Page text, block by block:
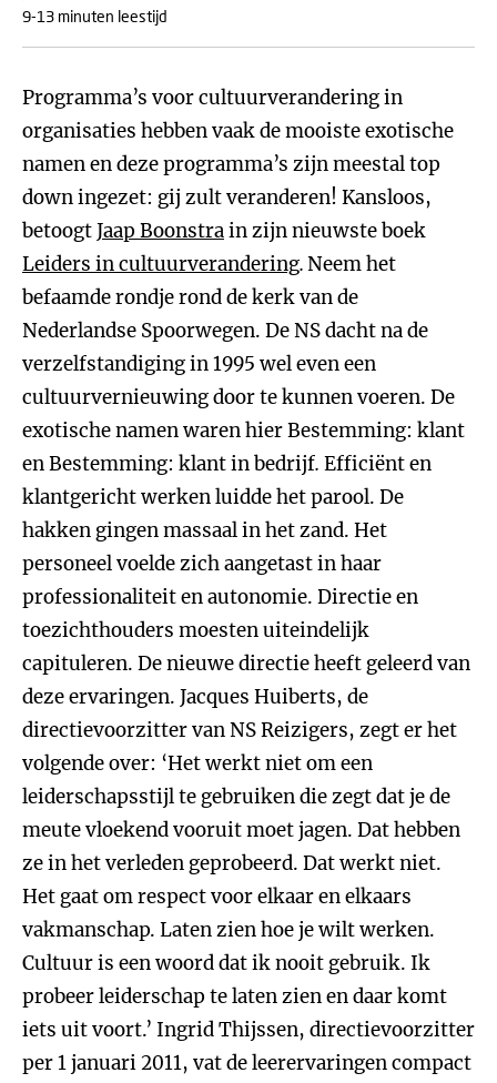
9-13 minuten leestijd
Programma’s voor cultuurverandering in
organisaties hebben vaak de mooiste exotische
namen en deze programma’s zijn meestal top
down ingezet: gij zult veranderen! Kansloos,
betoogtJaap Boonstrain zijn nieuwste boek
Leiders in cultuurverandering.Neem het
befaamde rondje rond de kerk van de
Nederlandse Spoorwegen. De NS dacht na de
verzelfstandiging in 1995 wel even een
cultuurvernieuwing door te kunnen voeren. De
exotische namen waren hier Bestemming: klant
en Bestemming: klant in bedrijf. Efficiënt en
klantgericht werken luidde het parool. De
hakken gingen massaal in het zand. Het
personeel voelde zich aangetast in haar
professionaliteit en autonomie. Directie en
toezichthouders moesten uiteindelijk
capituleren. De nieuwe directie heeft geleerd van
deze ervaringen. Jacques Huiberts, de
directievoorzitter van NS Reizigers, zegt er het
volgende over: ‘Het werkt niet om een
leiderschapsstijl te gebruiken die zegt dat je de
meute vloekend vooruit moet jagen. Dat hebben
ze in het verleden geprobeerd. Dat werkt niet.
Het gaat om respect voor elkaar en elkaars
vakmanschap. Laten zien hoe je wilt werken.
Cultuur is een woord dat ik nooit gebruik. Ik
probeer leiderschap te laten zien en daar komt
iets uit voort.’ Ingrid Thijssen, directievoorzitter
per 1 januari 2011, vat de leerervaringen compact